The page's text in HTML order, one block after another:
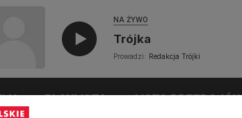
NA ŻYWO
Trójka
Prowadzi: Redakcja Trójki
PLAYLISTA LISTA